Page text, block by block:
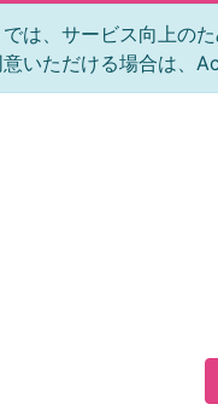
は、サービス向上の
いただける場合は、